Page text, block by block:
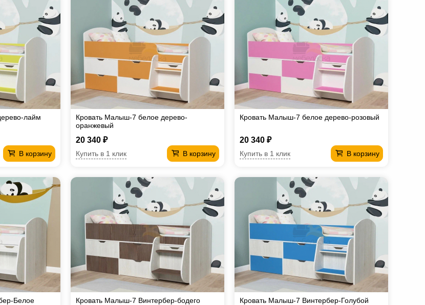
лайм
В корзину
Кровать Малыш-7 белое дерево-
оранжевый
20 340 ₽
В корзину
Купить в 1 клик
Кровать Малыш-7 белое дерево-розовый
20 340 ₽
В корзину
Купить в 1 клик
Белое
Кровать Малыш-7 Винтербер-бодего Кровать Малыш-7 Винтербер-Голубой